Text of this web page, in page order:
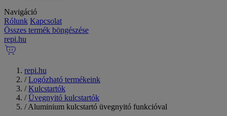
Navigáció
Rólunk Kapcsolat
Összes termék böngészése
repi.hu
repi.hu
/ Logózható termékeink
/ Kulcstartók
/ Üvegnyitó kulcstartók
/Aluminium kulcstartó üvegnyitó funkcióval